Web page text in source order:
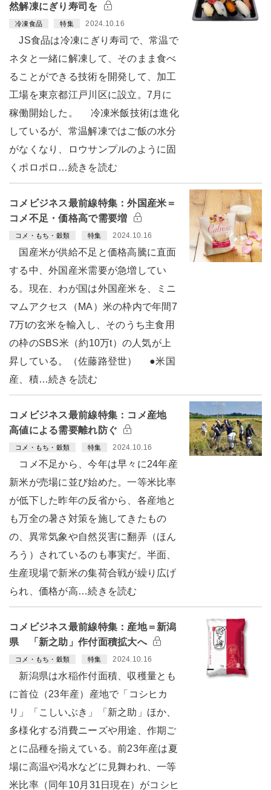
然解凍にぎり寿司を
冷凍食品 特集 2024.10.16
JS食品は冷凍にぎり寿司で、常温で
ネタと一緒に解凍して、そのまま食べ
ることができる技術を開発して、加工
工場を東京都江戸川区に設立。7月に
稼働開始した。 冷凍米飯技術は進化
しているが、常温解凍ではご飯の水分
がなくなり、ロウサンプルのように固
くポロポロ…続きを読む
コメビジネス最前線特集：外国産米＝
コメ不足・価格高で需要増
コメ・もち・穀類 特集 2024.10.16
国産米が供給不足と価格高騰に直面
する中、外国産米需要が急増してい
る。現在、わが国は外国産米を、ミニ
マムアクセス（MA）米の枠内で年間7
7万tの玄米を輸入し、そのうち主食用
の枠のSBS米（約10万t）の人気が上
昇している。（佐藤路登世） ●米国
産、積…続きを読む
コメビジネス最前線特集：コメ産地
高値による需要離れ防ぐ
コメ・もち・穀類 特集 2024.10.16
コメ不足から、今年は早々に24年産
新米が売場に並び始めた。一等米比率
が低下した昨年の反省から、各産地と
も万全の暑さ対策を施してきたもの
の、異常気象や自然災害に翻弄（ほん
ろう）されているのも事実だ。半面、
生産現場で新米の集荷合戦が繰り広げ
られ、価格が高…続きを読む
コメビジネス最前線特集：産地＝新潟
県 「新之助」作付面積拡大へ
コメ・もち・穀類 特集 2024.10.16
新潟県は水稲作付面積、収穫量とも
に首位（23年産）産地で「コシヒカ
リ」「こしいぶき」「新之助」ほか、
多様化する消費ニーズや用途、作期ご
とに品種を揃えている。前23年産は夏
場に高温や渇水などに見舞われ、一等
米比率（同年10月31日現在）がコシヒ